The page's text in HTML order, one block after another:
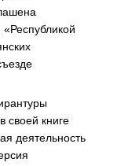
своей книге
деятельность